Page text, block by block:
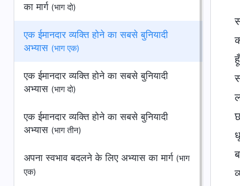
का मार्ग (भाग दो)
एक ईमानदार व्यक्ति होने का सबसे बुनियादी
अभ्यास (भाग एक)
एक ईमानदार व्यक्ति होने का सबसे बुनियादी
अभ्यास (भाग दो)
एक ईमानदार व्यक्ति होने का सबसे बुनियादी
अभ्यास (भाग तीन)
अपना स्वभाव बदलने के लिए अभ्यास का मार्ग (भाग
एक)